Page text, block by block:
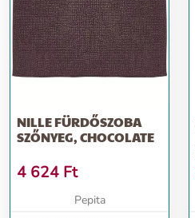
NILLE FÜRDŐSZOBA
SZŐNYEG, CHOCOLATE
4 624 Ft
Pepita